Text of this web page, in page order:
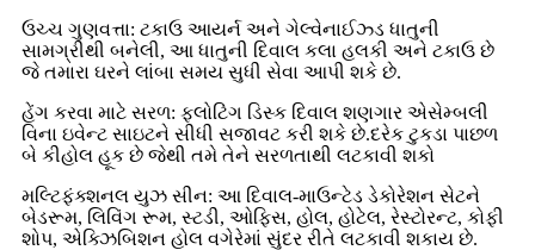
ઉચ્ચ ગુણવત્તા: ટકાઉ આયર્ન અને ગેલ્વેનાઈઝ્ડ ધાતુની
સામગ્રીથી બનેલી, આ ધાતુની દિવાલ કલા હલકી અને ટકાઉ છે
જે તમારા ઘરને લાંબા સમય સુધી સેવા આપી શકે છે.
હેંગ કરવા માટે સરળ: ફ્લોટિંગ ડિસ્ક દિવાલ શણગાર એસેમ્બલી
વિના ઇવેન્ટ સાઇટને સીધી સજાવટ કરી શકે છે.દરેક ટુકડા પાછળ
બે કીહોલ હૂક છે જેથી તમે તેને સરળતાથી લટકાવી શકો
મલ્ટિફંક્શનલ યુઝ સીન: આ દિવાલ-માઉન્ટેડ ડેકોરેશન સેટને
બેડરૂમ, લિવિંગ રૂમ, સ્ટડી, ઓફિસ, હોલ, હોટેલ, રેસ્ટોરન્ટ, કોફી
શોપ, એક્ઝિબિશન હોલ વગેરેમાં સુંદર રીતે લટકાવી શકાય છે.